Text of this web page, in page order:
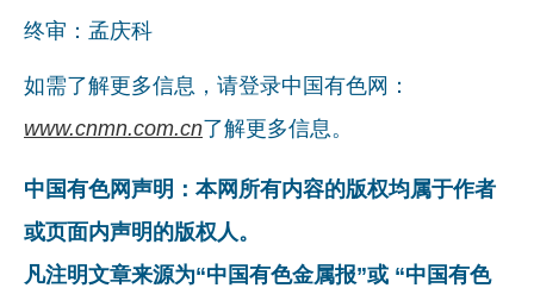
终审：孟庆科
如需了解更多信息，请登录中国有色网：
www.cnmn.com.cn了解更多信息。
中国有色网声明：本网所有内容的版权均属于作者
或页面内声明的版权人。
凡注明文章来源为“中国有色金属报”或 “中国有色